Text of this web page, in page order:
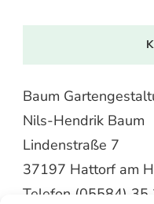
Baum
Nils-Hendrik Baum
Lindenstraße 7
37197 Hattorf am
Telefon (05584) 35